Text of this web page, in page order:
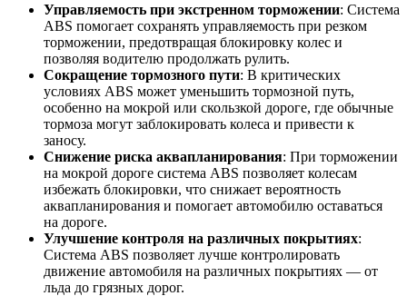
Управляемость при экстренном торможении: Система
ABS помогает сохранять управляемость при резком
торможении, предотвращая блокировку колес и
позволяя водителю продолжать рулить.
Сокращение тормозного пути: В критических
условиях ABS может уменьшить тормозной путь,
особенно на мокрой или скользкой дороге, где обычные
тормоза могут заблокировать колеса и привести к
заносу.
Снижение риска аквапланирования: При торможении
на мокрой дороге система ABS позволяет колесам
избежать блокировки, что снижает вероятность
аквапланирования и помогает автомобилю оставаться
на дороге.
Улучшение контроля на различных покрытиях:
Система ABS позволяет лучше контролировать
движение автомобиля на различных покрытиях — от
льда до грязных дорог.